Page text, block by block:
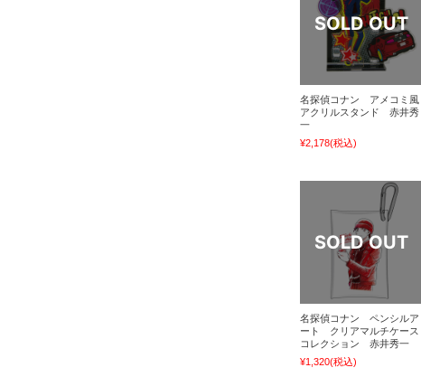
名探偵コナン アメコミ風
アクリルスタンド 赤井秀
一
¥2,178(税込)
名探偵コナン ペンシルア
ート クリアマルチケース
コレクション 赤井秀一
¥1,320(税込)